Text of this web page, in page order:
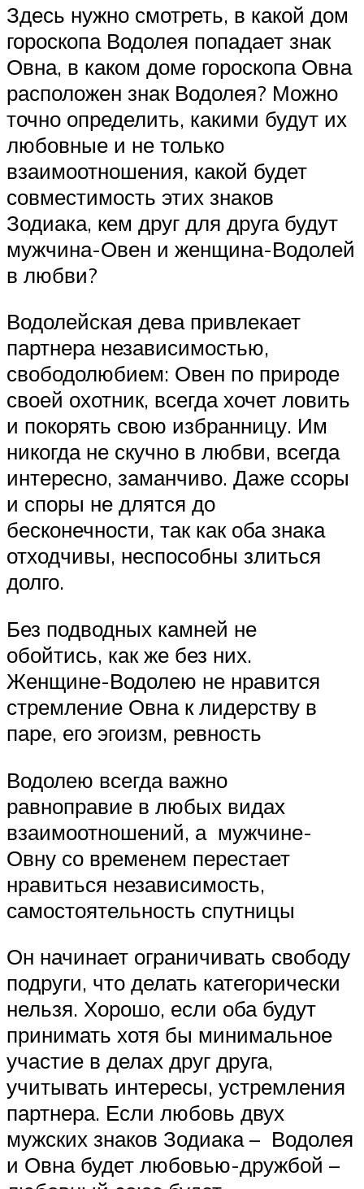
Здесь нужно смотреть, в какой дом
гороскопа Водолея попадает знак
Овна, в каком доме гороскопа Овна
расположен знак Водолея? Можно
точно определить, какими будут их
любовные и не только
взаимоотношения, какой будет
совместимость этих знаков
Зодиака, кем друг для друга будут
мужчина-Овен и женщина-Водолей
в любви?
Водолейская дева привлекает
партнера независимостью,
свободолюбием: Овен по природе
своей охотник, всегда хочет ловить
и покорять свою избранницу. Им
никогда не скучно в любви, всегда
интересно, заманчиво. Даже ссоры
и споры не длятся до
бесконечности, так как оба знака
отходчивы, неспособны злиться
долго.
Без подводных камней не
обойтись, как же без них.
Женщине-Водолею не нравится
стремление Овна к лидерству в
паре, его эгоизм, ревность
Водолею всегда важно
равноправие в любых видах
взаимоотношений, а мужчине-
Овну со временем перестает
нравиться независимость,
самостоятельность спутницы
Он начинает ограничивать свободу
подруги, что делать категорически
нельзя. Хорошо, если оба будут
принимать хотя бы минимальное
участие в делах друг друга,
учитывать интересы, устремления
партнера. Если любовь двух
мужских знаков Зодиака – Водолея
и Овна будет любовью-дружбой –